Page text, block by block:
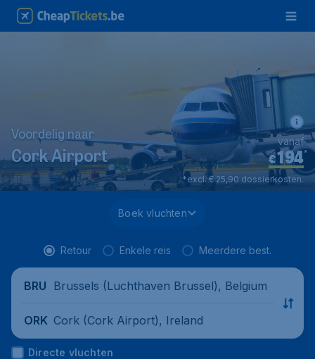
Voordelig naar
Cork Airport €194*
vanaf
*excl. € 25,90 dossierkosten.
Boek vluchten
Retour Enkele reis Meerdere best.
BRU Brussels (Luchthaven Brussel), Belgium
ORK Cork (Cork Airport), Ireland
Directe vluchten